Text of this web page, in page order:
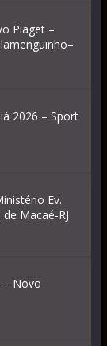
Piaget –
2026 – Sport
Ev.
Macaé-RJ
– Novo